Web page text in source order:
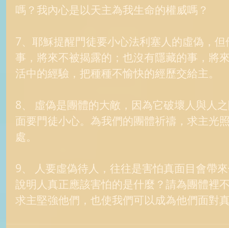
嗎？我內心是以天主為我生命的權威嗎？
7、耶穌提醒門徒要小心法利塞人的虛偽，但
事，將來不被揭露的；也沒有隱藏的事，將
活中的經驗，把種種不愉快的經歷交給主。
8、 虛偽是團體的大敵，因為它破壞人與人
面要門徒小心。為我們的團體祈禱，求主光
處。
9、 人要虛偽待人，往往是害怕真面目會帶
說明人真正應該害怕的是什麼？請為團體裡
求主堅強他們，也使我們可以成為他們面對